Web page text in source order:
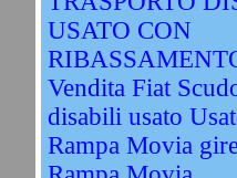
USATO CON
Vendita Fiat
disabili usato
Rampa Movia